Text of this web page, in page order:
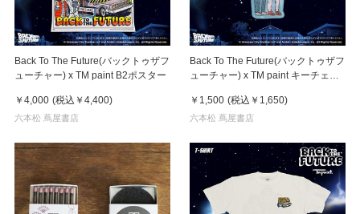
Back To The Future(バックトゥザフ
ューチャー) x TM paint B2ポスター
￥4,000 (税込 ￥4,400)
六本松 蔦屋書店
Back To The Future(バックトゥザフ
ューチャー) x TM paint キーチェー
￥1,500 (税込 ￥1,650)
六本松 蔦屋書店